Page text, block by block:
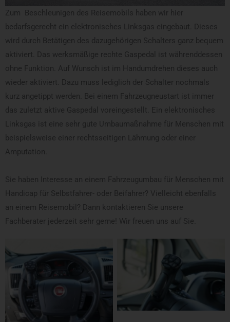
Zum Beschleunigen des Reisemobils haben wir hier
bedarfsgerecht ein elektronisches Linksgas eingebaut. Dieses
wird durch Betätigen des dazugehörigen Schalters ganz bequem
aktiviert. Das werksmäßige rechte Gaspedal ist währenddessen
ohne Funktion. Auf Wunsch ist im Handumdrehen dieses auch
wieder aktiviert. Dazu muss lediglich der Schalter nochmals
kurz angetippt werden. Bei einem Fahrzeugneustart ist immer
das zuletzt aktive Gaspedal voreingestellt. Ein elektronisches
Linksgas ist eine sehr gute Umbaumaßnahme für Menschen mit
beispielsweise einer rechtsseitigen Lähmung oder einer
Amputation.
Sie haben Interesse an einem Fahrzeugumbau für Menschen mit
Handicap für Selbstfahrer- oder Beifahrer? Vielleicht ebenfalls
an einem Reisemobil? Dann kontaktieren Sie unsere
Fachberater jederzeit sehr gerne! Wir freuen uns auf Sie.